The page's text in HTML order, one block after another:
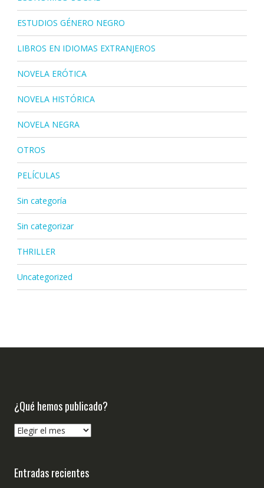
ESTUDIOS GÉNERO NEGRO
LIBROS EN IDIOMAS EXTRANJEROS
NOVELA ERÓTICA
NOVELA HISTÓRICA
NOVELA NEGRA
OTROS
PELÍCULAS
Sin categoría
Sin categorizar
THRILLER
Uncategorized
¿Qué hemos publicado?
¿Qué
Entradas recientes